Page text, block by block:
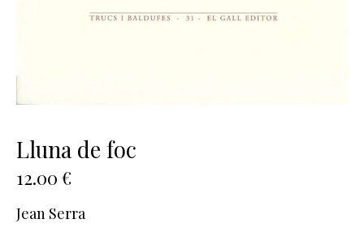
Lluna de foc
12.00 €
Jean Serra